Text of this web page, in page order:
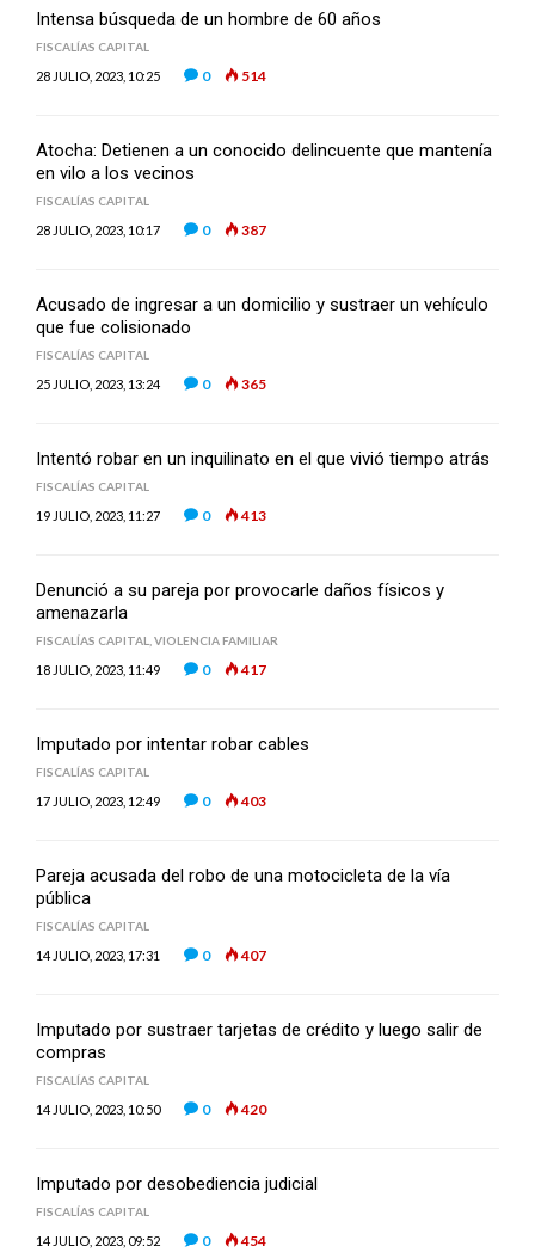
Intensa búsqueda de un hombre de 60 años
FISCALÍAS CAPITAL
28 JULIO, 2023, 10:25 0 514
Atocha: Detienen a un conocido delincuente que mantenía
en vilo a los vecinos
FISCALÍAS CAPITAL
28 JULIO, 2023, 10:17 0 387
Acusado de ingresar a un domicilio y sustraer un vehículo
que fue colisionado
FISCALÍAS CAPITAL
25 JULIO, 2023, 13:24 0 365
Intentó robar en un inquilinato en el que vivió tiempo atrás
FISCALÍAS CAPITAL
19 JULIO, 2023, 11:27 0 413
Denunció a su pareja por provocarle daños físicos y
amenazarla
FISCALÍAS CAPITAL VIOLENCIA FAMILIAR
18 JULIO, 2023, 11:49 0 417
Imputado por intentar robar cables
FISCALÍAS CAPITAL
17 JULIO, 2023, 12:49 0 403
Pareja acusada del robo de una motocicleta de la vía
pública
FISCALÍAS CAPITAL
14 JULIO, 2023, 17:31 0 407
Imputado por sustraer tarjetas de crédito y luego salir de
compras
FISCALÍAS CAPITAL
14 JULIO, 2023, 10:50 0 420
Imputado por desobediencia judicial
FISCALÍAS CAPITAL
14 JULIO, 2023, 09:52 0 454